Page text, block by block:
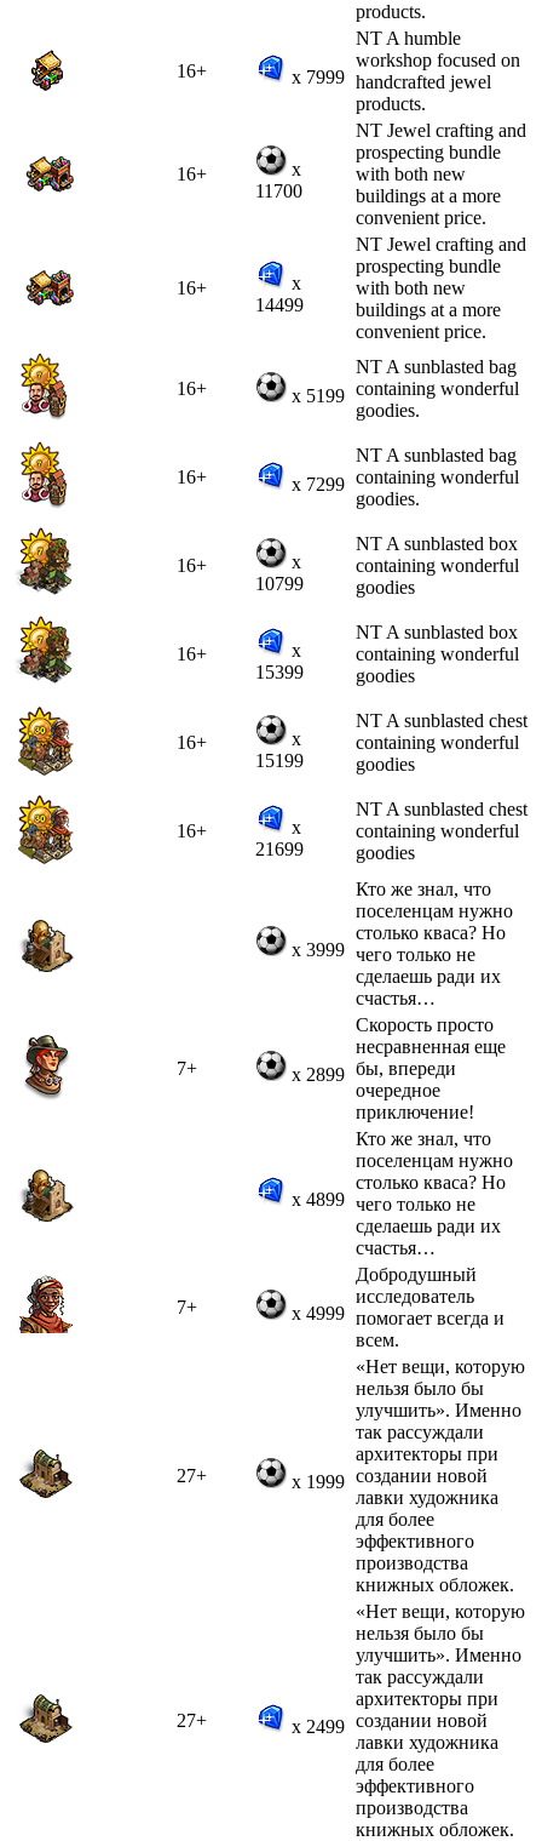
products.
16+ x 7999
NT A humble
workshop focused on
handcrafted jewel
products.
16+
x
11700
NT Jewel crafting and
prospecting bundle
with both new
buildings at a more
convenient price.
16+
x
14499
NT Jewel crafting and
prospecting bundle
with both new
buildings at a more
convenient price.
16+ x 5199
NT A sunblasted bag
containing wonderful
goodies.
16+ x 7299
NT A sunblasted bag
containing wonderful
goodies.
16+
x
10799
NT A sunblasted box
containing wonderful
goodies
16+
x
15399
NT A sunblasted box
containing wonderful
goodies
16+
x
15199
NT A sunblasted chest
containing wonderful
goodies
16+
x
21699
NT A sunblasted chest
containing wonderful
goodies
x 3999
Кто же знал, что
поселенцам нужно
столько кваса? Но
чего только не
сделаешь ради их
счастья…
7+ x 2899
Скорость просто
несравненная еще
бы, впереди
очередное
приключение!
x 4899
Кто же знал, что
поселенцам нужно
столько кваса? Но
чего только не
сделаешь ради их
счастья…
7+ x 4999
Добродушный
исследователь
помогает всегда и
всем.
27+ x 1999
«Нет вещи, которую
нельзя было бы
улучшить». Именно
так рассуждали
архитекторы при
создании новой
лавки художника
для более
эффективного
производства
книжных обложек.
27+ x 2499
«Нет вещи, которую
нельзя было бы
улучшить». Именно
так рассуждали
архитекторы при
создании новой
лавки художника
для более
эффективного
производства
книжных обложек.